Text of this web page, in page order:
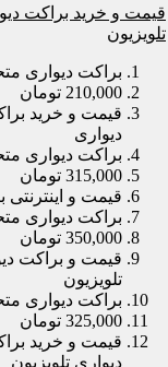
قیمت و خرید براکت
تلویزیون
براکت دیواری
210,000 تومان
قیمت و خرید
دیواری
براکت دیواری
315,000 تومان
قیمت و
براکت دیواری
350,000 تومان
قیمت و براکت
تلویزیون
براکت دیواری
325,000 تومان
دیواری تلویزیون